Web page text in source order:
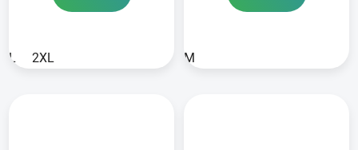
L 2XL M